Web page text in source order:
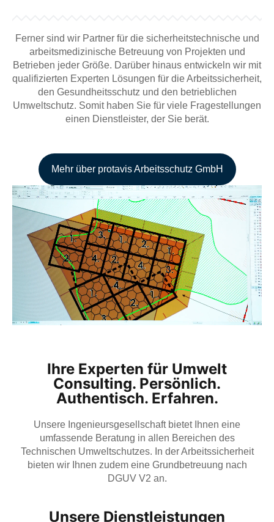
Ferner sind wir Partner für die sicherheitstechnische und
arbeitsmedizinische Betreuung von Projekten und
Betrieben jeder Größe. Darüber hinaus entwickeln wir mit
qualifizierten Experten Lösungen für die Arbeitssicherheit,
den Gesundheitsschutz und den betrieblichen
Umweltschutz. Somit haben Sie für viele Fragestellungen
einen Dienstleister, der Sie berät.
Mehr über protavis Arbeitsschutz GmbH
Ihre Experten für Umwelt
Consulting. Persönlich.
Authentisch. Erfahren.
Unsere Ingenieursgesellschaft bietet Ihnen eine
umfassende Beratung in allen Bereichen des
Technischen Umweltschutzes. In der Arbeitssicherheit
bieten wir Ihnen zudem eine Grundbetreuung nach
DGUV V2 an.
Unsere Dienstleistungen